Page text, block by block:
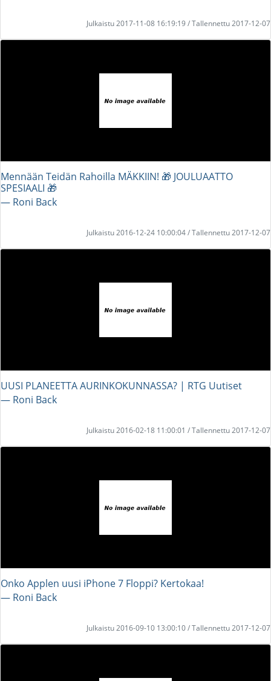
Julkaistu 2017-11-08 16:19:19 / Tallennettu 2017-12-07
Mennään Teidän Rahoilla MÄKKIIN! 🎁 JOULUAATTO
SPESIAALI 🎁
― Roni Back
Julkaistu 2016-12-24 10:00:04 / Tallennettu 2017-12-07
UUSI PLANEETTA AURINKOKUNNASSA? | RTG Uutiset
― Roni Back
Julkaistu 2016-02-18 11:00:01 / Tallennettu 2017-12-07
Onko Applen uusi iPhone 7 Floppi? Kertokaa!
― Roni Back
Julkaistu 2016-09-10 13:00:10 / Tallennettu 2017-12-07